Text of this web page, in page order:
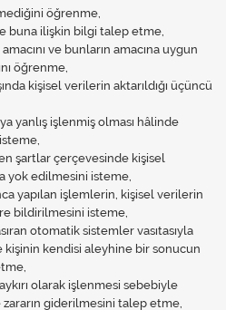
öğrenme,
buna ilişkin bilgi talep etme,
ve bunların amacına uygun
öğrenme,
kişisel verilerin aktarıldığı üçüncü
yanlış işlenmiş olması hâlinde
şartlar çerçevesinde kişisel
yok edilmesini isteme,
yapılan işlemlerin, kişisel verilerin
bildirilmesini isteme,
otomatik sistemler vasıtasıyla
kendisi aleyhine bir sonucun
olarak işlenmesi sebebiyle
zararın giderilmesini talep etme,